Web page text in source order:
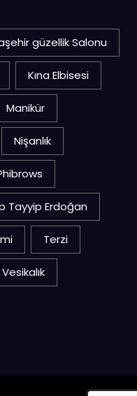
güzellik Salonu
Kına Elbisesi
Manikür
Nişanlık
Tayyip Erdoğan
Terzi
Vesikalık